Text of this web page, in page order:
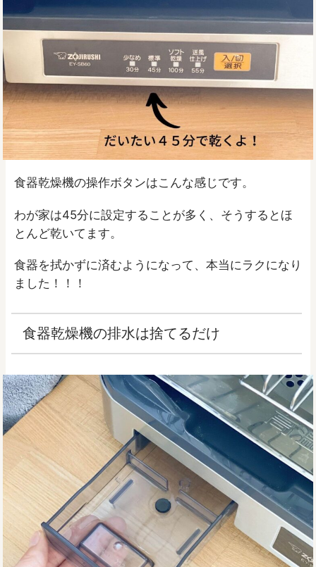
食器乾燥機の操作ボタンはこんな感じです。
わが家は45分に設定することが多く、そうするとほ
とんど乾いてます。
食器を拭かずに済むようになって、本当にラクになり
ました！！！
食器乾燥機の排水は捨てるだけ